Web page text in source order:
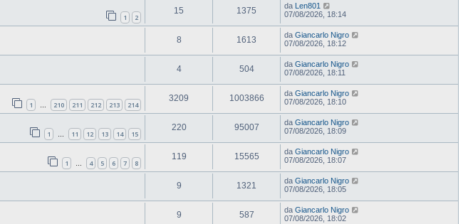
1 2
15 1375 da Len801
07/08/2026, 18:14
8 1613 da Giancarlo Nigro
07/08/2026, 18:12
4 504 da Giancarlo Nigro
07/08/2026, 18:11
1 … 210 211 212 213 214
3209 1003866 da Giancarlo Nigro
07/08/2026, 18:10
1 … 11 12 13 14 15
220 95007 da Giancarlo Nigro
07/08/2026, 18:09
1 … 4 5 6 7 8
119 15565 da Giancarlo Nigro
07/08/2026, 18:07
9 1321 da Giancarlo Nigro
07/08/2026, 18:05
9 587 da Giancarlo Nigro
07/08/2026, 18:02